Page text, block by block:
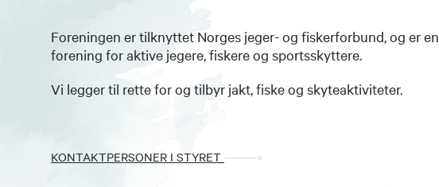
Foreningen er tilknyttet Norges jeger- og fiskerforbund, og er en
forening for aktive jegere, fiskere og sportsskyttere.
Vi legger til rette for og tilbyr jakt, fiske og skyteaktiviteter.
KONTAKTPERSONER I STYRET